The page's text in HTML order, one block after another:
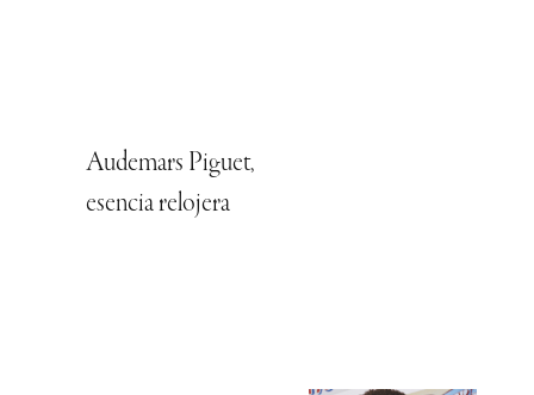
Audemars Piguet,
esencia relojera